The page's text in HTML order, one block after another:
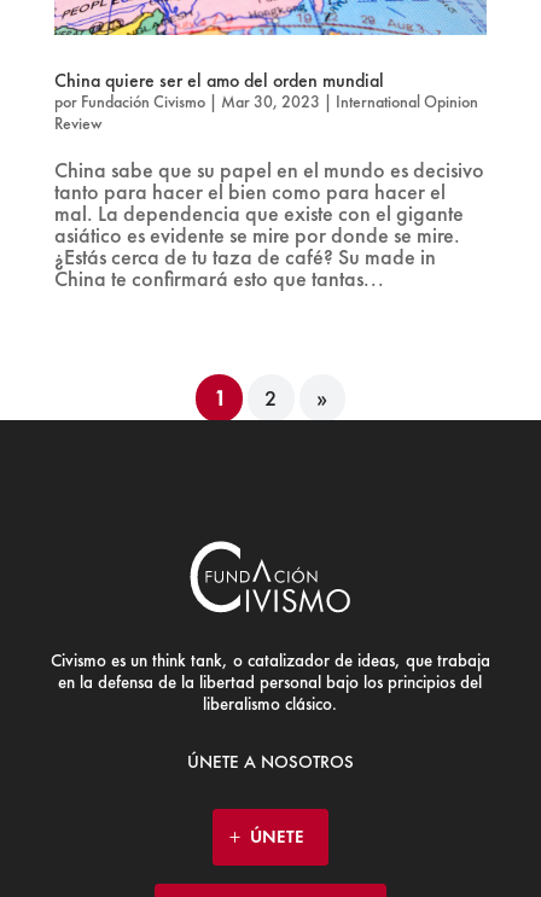
China quiere ser el amo del orden mundial
por Fundación Civismo| Mar 30, 2023
International Opinion
Review
China sabe que su papel en el mundo es decisivo
tanto para hacer el bien como para hacer el
mal. La dependencia que existe con el gigante
asiático es evidente se mire por donde se mire.
¿Estás cerca de tu taza de café? Su made in
China te confirmará esto que tantas...
1 2 »
Civismo es un think tank, o catalizador de ideas, que trabaja
en la defensa de la libertad personal bajo los principios del
liberalismo clásico.
ÚNETE A NOSOTROS
ÚNETE